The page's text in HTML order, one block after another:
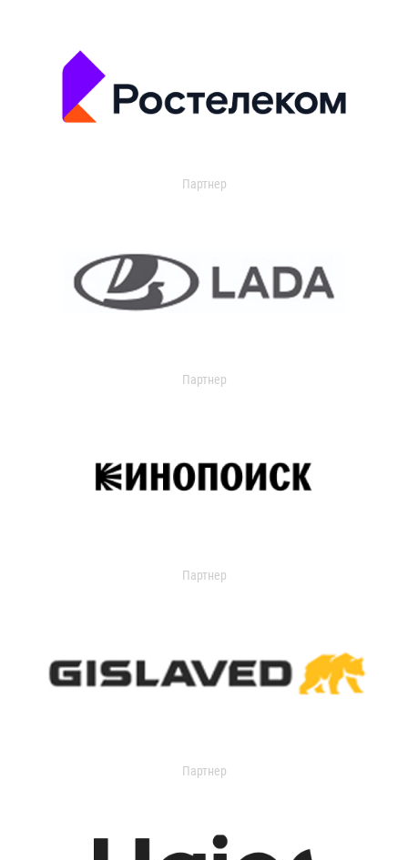
Партнер
Партнер
Партнер
Партнер